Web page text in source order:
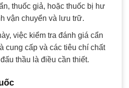
thuốc giả, hoặc thuốc bị hư
vận chuyển và lưu trữ.
việc kiểm tra đánh giá cẩn
cung cấp và các tiêu chí chất
thầu là điều cần thiết.